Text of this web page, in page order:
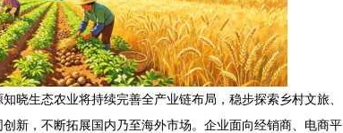
晓生态农业将持续完善全产业链布局，稳步探索乡村文旅、
新，不断拓展国内乃至海外市场。企业面向经销商、电商平